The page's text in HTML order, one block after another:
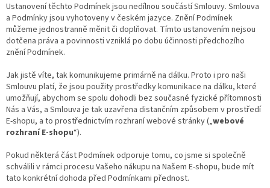
Ustanovení těchto Podmínek jsou nedílnou součástí Smlouvy. Smlouva
a Podmínky jsou vyhotoveny v českém jazyce. Znění Podmínek
můžeme jednostranně měnit či doplňovat. Tímto ustanovením nejsou
dotčena práva a povinnosti vzniklá po dobu účinnosti předchozího
znění Podmínek.
Jak jistě víte, tak komunikujeme primárně na dálku. Proto i pro naši
Smlouvu platí, že jsou použity prostředky komunikace na dálku, které
umožňují, abychom se spolu dohodli bez současné fyzické přítomnosti
Nás a Vás, a Smlouva je tak uzavřena distančním způsobem v prostředí
E-shopu, a to prostřednictvím rozhraní webové stránky („webové
rozhraní E-shopu“).
Pokud některá část Podmínek odporuje tomu, co jsme si společně
schválili v rámci procesu Vašeho nákupu na Našem E-shopu, bude mít
tato konkrétní dohoda před Podmínkami přednost.